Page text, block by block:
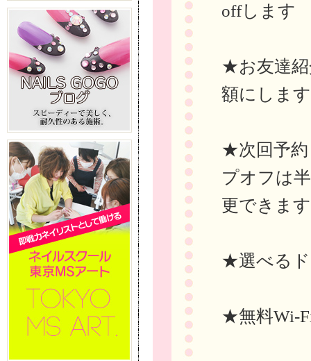
offします
★お友達紹
額にしま
★次回予約
プオフは
更できま
★選べるド
★無料Wi-